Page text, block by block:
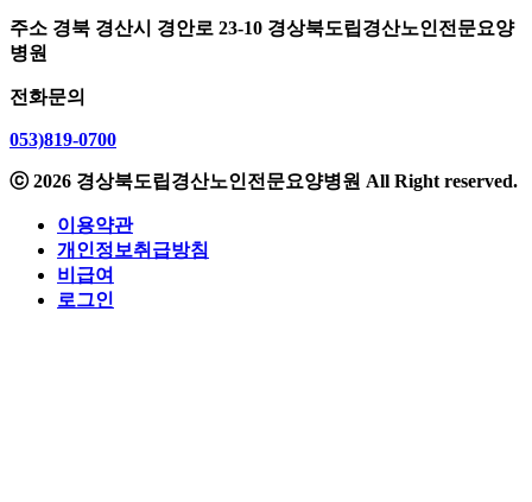
주소 경북 경산시 경안로 23-10 경상북도립경산노인전문요양
병원
전화문의
053)819-0700
ⓒ 2026 경상북도립경산노인전문요양병원 All Right reserved.
이용약관
개인정보취급방침
비급여
로그인